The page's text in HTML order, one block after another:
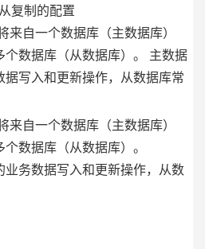
复制的配置
来自一个数据库（主数据库）
数据库（从数据库）。 主数据
写入和更新操作，从数据库常
来自一个数据库（主数据库）
数据库（从数据库）。
务数据写入和更新操作，从数